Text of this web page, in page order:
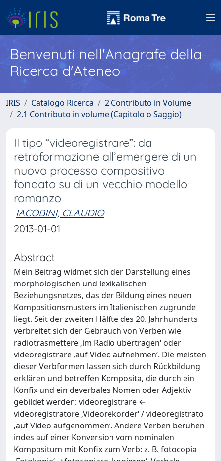
Benvenuti nell'Anagrafe della
Ricerca d'Ateneo
IRIS Catalogo Ricerca
2 Contributo in Volume
2.1 Contributo in volume (Capitolo o Saggio)
Il tipo “videoregistrare”: da
retroformazione all’emergere di un
nuovo processo compositivo
fondato su di un vecchio modello
romanzo
IACOBINI, CLAUDIO
2013-01-01
Abstract
Mein Beitrag widmet sich der Darstellung eines
morphologischen und lexikalischen
Beziehungsnetzes, das der Bildung eines neuen
Kompositionsmusters im Italienischen zugrunde
liegt. Seit der zweiten Hälfte des 20. Jahrhunderts
verbreitet sich der Gebrauch von Verben wie
radiotrasmettere ‚im Radio übertragen‘ oder
videoregistrare ‚auf Video aufnehmen‘. Die meisten
dieser Verbformen lassen sich durch Rückbildung
erklären und betreffen Komposita, die durch ein
Konfix und ein deverbales Nomen oder Adjektiv
gebildet werden: videoregistrare ←
videoregistratore ‚Videorekorder‘ / videoregistrato
‚auf Video aufgenommen‘. Andere Verben beruhen
indes auf einer Konversion vom nominalen
Kompositum mit Konfix zum Verb: z. B. fotocopia